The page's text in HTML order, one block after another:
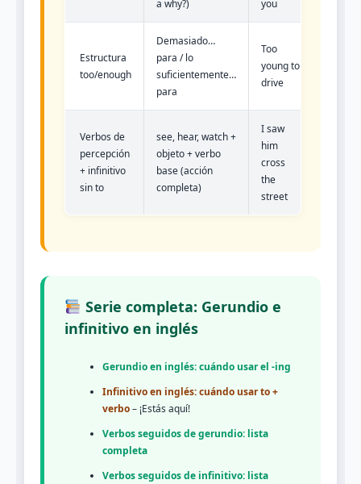
a why?)
you
Estructura
too/enough
Demasiado…
para / lo
suficientemente…
para
Too
young to
drive
Verbos de
percepción
+ infinitivo
sin to
see, hear, watch +
objeto + verbo
base (acción
completa)
I saw
him
cross
the
street
Serie completa: Gerundio e
infinitivo en inglés
Gerundio en inglés: cuándo usar el -ing
Infinitivo en inglés: cuándo usar to +
verbo– ¡Estás aquí!
Verbos seguidos de gerundio: lista
completa
Verbos seguidos de infinitivo: lista